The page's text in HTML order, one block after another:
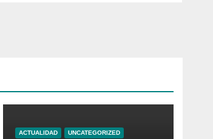
ACTUALIDAD UNCATEGORIZED